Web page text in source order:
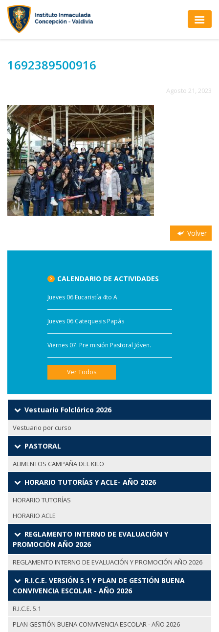
1692389500916
Agosto 21, 2023
Volver
CALENDARIO DE ACTIVIDADES
Jueves 06 Eucaristía 4to A
Jueves 06 Catequesis Papás
Viernes 07: Pre misión Pastoral Jóven.
Ver Todos
Vestuario Folclórico 2026
Vestuario por curso
PASTORAL
ALIMENTOS CAMPAÑA DEL KILO
HORARIO TUTORÍAS Y ACLE- AÑO 2026
HORARIO TUTORÍAS
HORARIO ACLE
REGLAMENTO INTERNO DE EVALUACIÓN Y
PROMOCIÓN AÑO 2026
REGLAMENTO INTERNO DE EVALUACIÓN Y PROMOCIÓN AÑO 2026
R.I.C.E. VERSIÓN 5.1 Y PLAN DE GESTIÓN BUENA
CONVIVENCIA ESCOLAR - AÑO 2026
R.I.C.E. 5.1
PLAN GESTIÓN BUENA CONVIVENCIA ESCOLAR - AÑO 2026